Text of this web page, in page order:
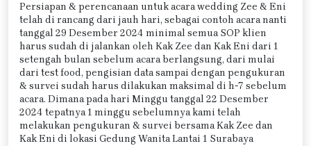
Persiapan & perencanaan untuk acara wedding Zee & Eni
telah di rancang dari jauh hari, sebagai contoh acara nanti
tanggal 29 Desember 2024 minimal semua SOP klien
harus sudah di jalankan oleh Kak Zee dan Kak Eni dari 1
setengah bulan sebelum acara berlangsung, dari mulai
dari test food, pengisian data sampai dengan pengukuran
& survei sudah harus dilakukan maksimal di h-7 sebelum
acara. Dimana pada hari Minggu tanggal 22 Desember
2024 tepatnya 1 minggu sebelumnya kami telah
melakukan pengukuran & survei bersama Kak Zee dan
Kak Eni di lokasi Gedung Wanita Lantai 1 Surabaya